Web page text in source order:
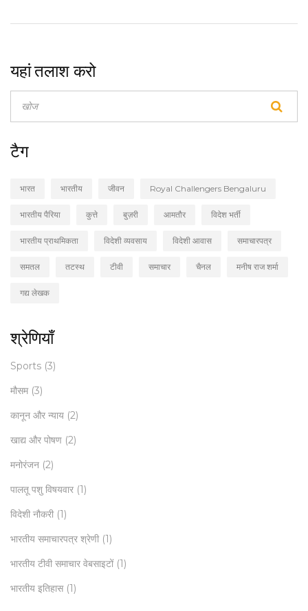
यहां तलाश करो
टैग
भारत भारतीय जीवन Royal Challengers Bengaluru
भारतीय पैरिया कुत्ते बुज़री आमतौर विदेश भर्ती
भारतीय प्राथमिकता विदेशी व्यवसाय विदेशी आवास समाचारपत्र
समतल तटस्थ टीवी समाचार चैनल मनीष राज शर्मा
गद्य लेखक
श्रेणियाँ
Sports (3)
मौसम (3)
कानून और न्याय (2)
खाद्य और पोषण (2)
मनोरंजन (2)
पालतू पशु विषयवार (1)
विदेशी नौकरी (1)
भारतीय समाचारपत्र श्रेणी (1)
भारतीय टीवी समाचार वेबसाइटों (1)
भारतीय इतिहास (1)